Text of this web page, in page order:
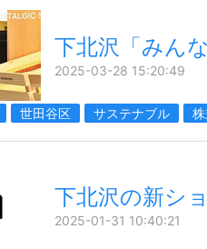
下北沢「みんな
2025-03-28 15:20:49
世田谷区 サステナブル
下北沢の新シ
2025-01-31 10:40:21